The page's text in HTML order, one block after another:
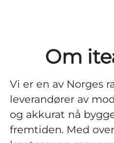
Om
Vi er en av Norges
leverandører av
og akkurat nå
fremtiden. Med